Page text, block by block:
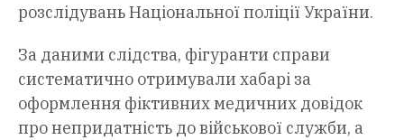
розслідувань Національної поліції України.
За даними слідства, фігуранти справи
систематично отримували хабарі за
оформлення фіктивних медичних довідок
про непридатність до військової служби, а